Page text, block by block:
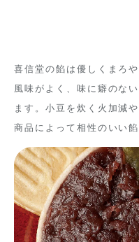
喜信堂の餡は優しくまろ
風味がよく、味に癖のな
ます。小豆を炊く火加減
商品によって相性のいい